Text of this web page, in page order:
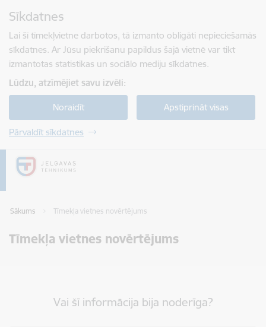
Sīkdatnes
Lai šī tīmekļvietne darbotos, tā izmanto obligāti nepieciešamās
sīkdatnes. Ar Jūsu piekrišanu papildus šajā vietnē var tikt
izmantotas statistikas un sociālo mediju sīkdatnes.
Lūdzu, atzīmējiet savu izvēli:
Noraidīt Apstiprināt visas
Pārvaldīt sīkdatnes
Sākums Tīmekļa vietnes novērtējums
Tīmekļa vietnes novērtējums
Vai šī informācija bija noderīga?